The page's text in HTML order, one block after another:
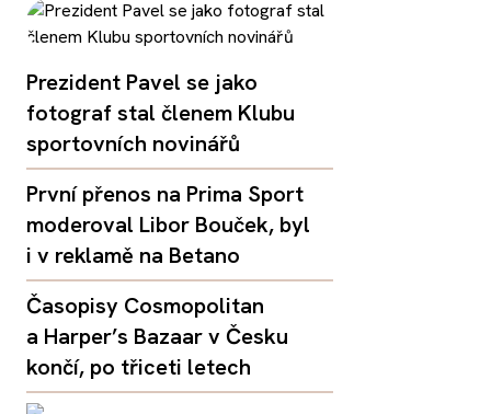
Prezident Pavel se jako
fotograf stal členem Klubu
sportovních novinářů
První přenos na Prima Sport
moderoval Libor Bouček, byl
i v reklamě na Betano
Časopisy Cosmopolitan
a Harper’s Bazaar v Česku
končí, po třiceti letech